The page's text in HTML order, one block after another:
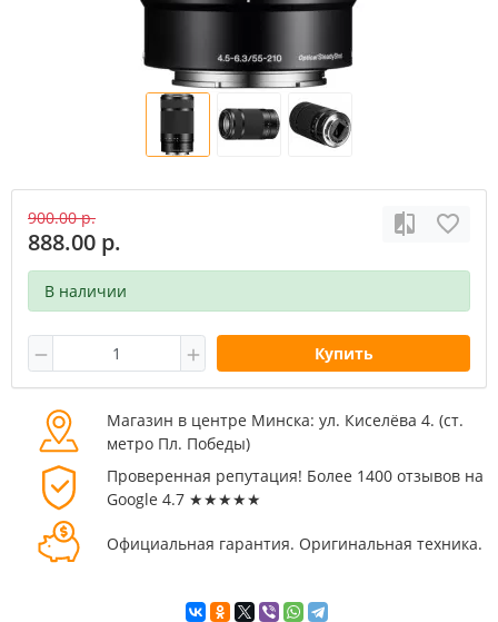
900.00 р.
888.00 р.
В наличии
Купить
Магазин в центре Минска: ул. Киселёва 4. (cт.
метро Пл. Победы)
Проверенная репутация! Более 1400 отзывов на
Google 4.7 ★★★★★
Официальная гарантия. Оригинальная техника.